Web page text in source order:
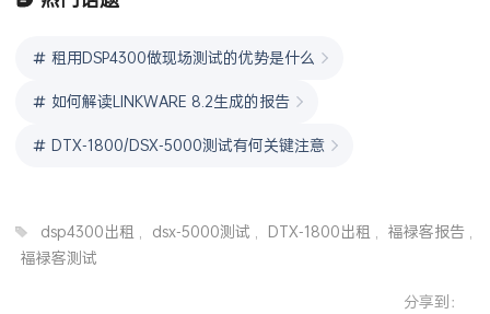
租用DSP4300做现场测试的优势是什么
如何解读LINKWARE 8.2生成的报告
DTX-1800/DSX-5000测试有何关键注意
dsp4300出租 , dsx-5000测试 , DTX-1800出租 , 福禄客报告,
福禄客测试
分享到：